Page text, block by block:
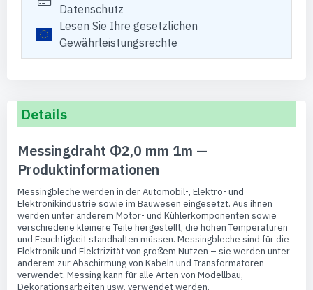
Datenschutz
Lesen Sie Ihre gesetzlichen
Gewährleistungsrechte
Details
Messingdraht Φ2,0 mm 1m —
Produktinformationen
Messingbleche werden in der Automobil-, Elektro- und
Elektronikindustrie sowie im Bauwesen eingesetzt. Aus ihnen
werden unter anderem Motor- und Kühlerkomponenten sowie
verschiedene kleinere Teile hergestellt, die hohen Temperaturen
und Feuchtigkeit standhalten müssen. Messingbleche sind für die
Elektronik und Elektrizität von großem Nutzen – sie werden unter
anderem zur Abschirmung von Kabeln und Transformatoren
verwendet. Messing kann für alle Arten von Modellbau,
Dekorationsarbeiten usw. verwendet werden.